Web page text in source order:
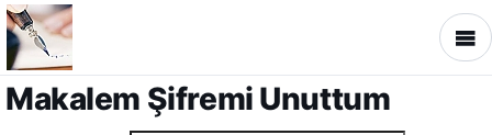
Makalem Şifremi Unuttum